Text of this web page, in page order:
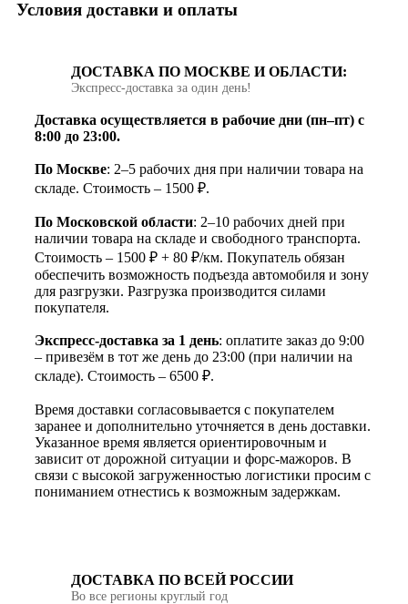
Условия доставки и оплаты
ДОСТАВКА ПО МОСКВЕ И ОБЛАСТИ:
Экспресс‑доставка за один день!
Доставка осуществляется в рабочие дни (пн–пт) с
8:00 до 23:00.
По Москве: 2–5 рабочих дня при наличии товара на
складе. Стоимость – 1500 ₽.
По Московской области: 2–10 рабочих дней при
наличии товара на складе и свободного транспорта.
Стоимость – 1500 ₽ + 80 ₽/км. Покупатель обязан
обеспечить возможность подъезда автомобиля и зону
для разгрузки. Разгрузка производится силами
покупателя.
Экспресс-доставка за 1 день: оплатите заказ до 9:00
– привезём в тот же день до 23:00 (при наличии на
складе). Стоимость – 6500 ₽.
Время доставки согласовывается с покупателем
заранее и дополнительно уточняется в день доставки.
Указанное время является ориентировочным и
зависит от дорожной ситуации и форс-мажоров. В
связи с высокой загруженностью логистики просим с
пониманием отнестись к возможным задержкам.
ДОСТАВКА ПО ВСЕЙ РОССИИ
Во все регионы круглый год